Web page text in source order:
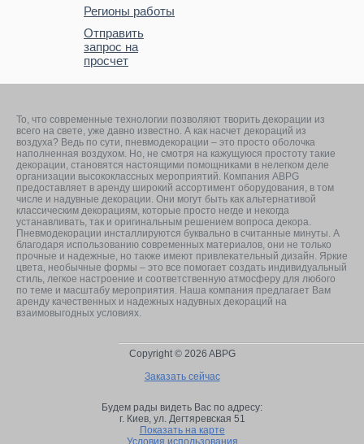
Регионы работы
Отправить
запрос на
просчет
То, что современные технологии позволяют творить декорации из
всего на свете, уже давно известно. А как насчет декораций из
воздуха? Ведь по сути, пневмодекорации – это просто оболочка
наполненная воздухом. Но, не смотря на кажущуюся простоту такие
декорации, становятся настоящими помощниками в нелегком деле
организации высококлассных мероприятий. Компания ABPG
предоставляет в аренду широкий ассортимент оборудования, в том
числе и надувные декорации. Они могут быть как альтернативой
классическим декорациям, которые просто негде и некогда
устанавливать, так и оригинальным решением вопроса декора.
Пневмодекорации инсталлируются буквально в считанные минуты. А
благодаря использованию современных материалов, они не только
прочные и надежные, но также имеют привлекательный дизайн. Яркие
цвета, необычные формы – это все помогает создать индивидуальный
стиль, легкое настроение и соответственную атмосферу для любого
по теме и масштабу мероприятия. Наша компания предлагает Вам
аренду качественных и надежных надувных декораций на
взаимовыгодных условиях.
Copyright © 2026 ABPG
Заказать сейчас
Будем рады видеть Вас по адресу:
г. Киев, ул. Дегтяревская 51
Показать на карте
Условия использования